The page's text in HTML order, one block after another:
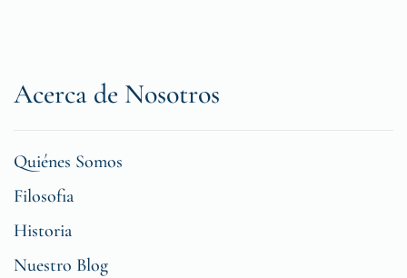
Acerca de Nosotros
Quiénes Somos
Filosofia
Historia
Nuestro Blog